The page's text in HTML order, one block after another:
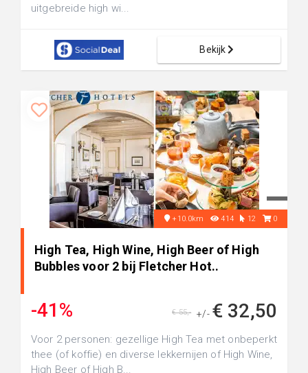
uitgebreide high wi...
Bekijk
+10.0km 414 12 0
High Tea, High Wine, High Beer of High
Bubbles voor 2 bij Fletcher Hot..
-41% +/- € 32,50
€ 55,-
Voor 2 personen: gezellige High Tea met onbeperkt
thee (of koffie) en diverse lekkernijen of High Wine,
High Beer of High B...